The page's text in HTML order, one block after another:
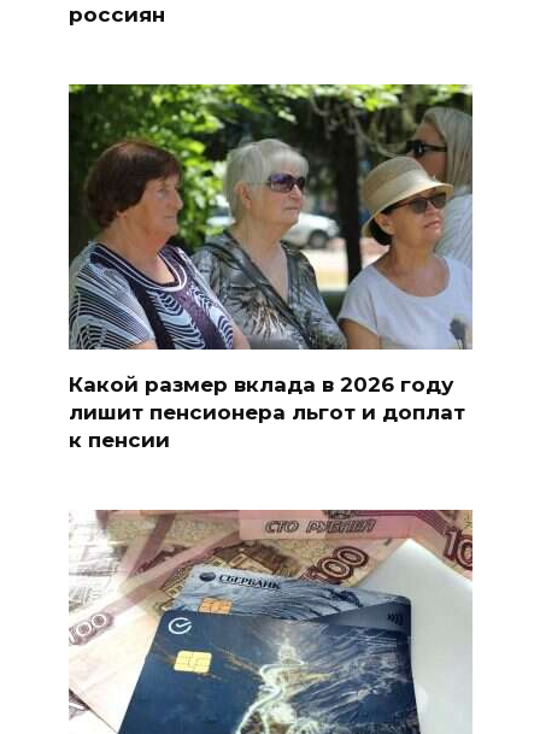
россиян
Какой размер вклада в 2026 году
лишит пенсионера льгот и доплат
к пенсии